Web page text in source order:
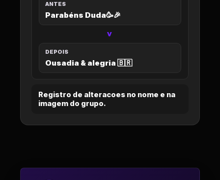
ANTES
Parabéns Duda🥳🎉
>
DEPOIS
Ousadia & alegria 🇧🇷
Registro de alteracoes no nome e na
imagem do grupo.